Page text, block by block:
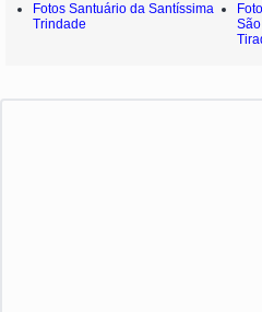
Fotos Santuário da Santíssima
Trindade